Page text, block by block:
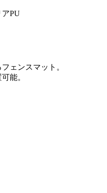
ェンスマット。
能。